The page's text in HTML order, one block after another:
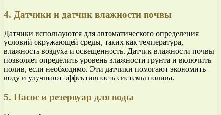
4. Датчики и датчик влажности почвы
Датчики используются для автоматического определения
условий окружающей среды, таких как температура,
влажность воздуха и освещенность. Датчик влажности почвы
позволяет определить уровень влажности грунта и включить
полив, если необходимо. Эти датчики помогают экономить
воду и улучшают эффективность системы полива.
5. Насос и резервуар для воды